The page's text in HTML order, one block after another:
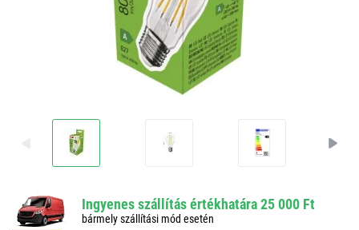
Ingyenes szállítás értékhatára 25 000 Ft
bármely szállítási mód esetén